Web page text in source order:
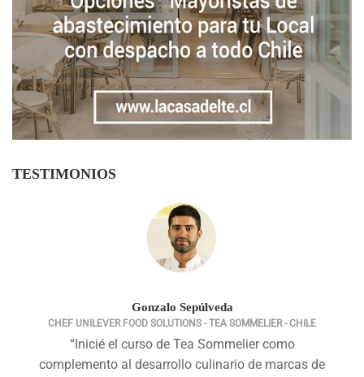
TESTIMONIOS
Gonzalo Sepúlveda
CHEF UNILEVER FOOD SOLUTIONS - TEA SOMMELIER - CHILE
“Inicié el curso de Tea Sommelier como
complemento al desarrollo culinario de marcas de